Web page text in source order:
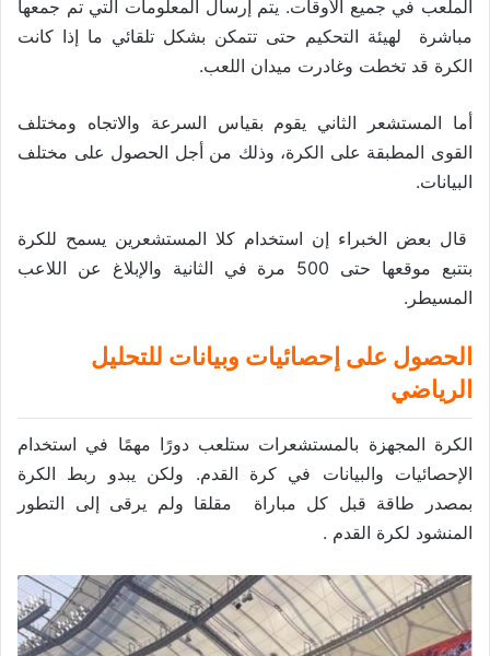
الملعب في جميع الأوقات. يتم إرسال المعلومات التي تم جمعها
مباشرة لهيئة التحكيم حتى تتمكن بشكل تلقائي ما إذا كانت
الكرة قد تخطت وغادرت ميدان اللعب.
أما المستشعر الثاني يقوم بقياس السرعة والاتجاه ومختلف
القوى المطبقة على الكرة، وذلك من أجل الحصول على مختلف
البيانات.
قال بعض الخبراء إن استخدام كلا المستشعرين يسمح للكرة
بتتبع موقعها حتى 500 مرة في الثانية والإبلاغ عن اللاعب
المسيطر.
الحصول على إحصائيات وبيانات للتحليل
الرياضي
الكرة المجهزة بالمستشعرات ستلعب دورًا مهمًا في استخدام
الإحصائيات والبيانات في كرة القدم. ولكن يبدو ربط الكرة
بمصدر طاقة قبل كل مباراة مقلقا ولم يرقى إلى التطور
المنشود لكرة القدم .